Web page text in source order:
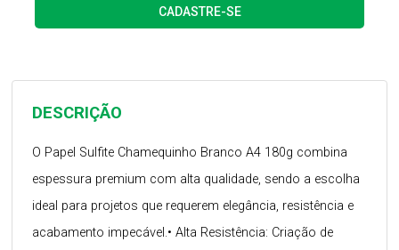
CADASTRE-SE
DESCRIÇÃO
O Papel Sulfite Chamequinho Branco A4 180g combina
espessura premium com alta qualidade, sendo a escolha
ideal para projetos que requerem elegância, resistência e
acabamento impecável.• Alta Resistência: Criação de